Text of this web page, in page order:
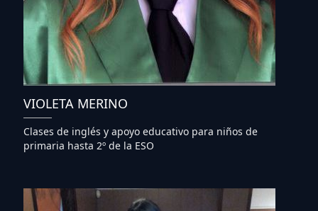
VIOLETA MERINO
Clases de inglés y apoyo educativo para niños de
primaria hasta 2º de la ESO